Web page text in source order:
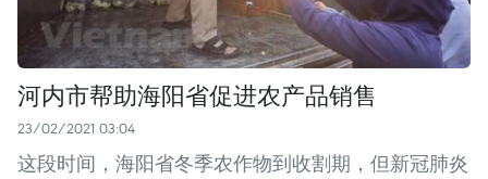
河内市帮助海阳省促进农产品销售
23/02/2021 03:04
这段时间，海阳省冬季农作物到收割期，但新冠肺炎